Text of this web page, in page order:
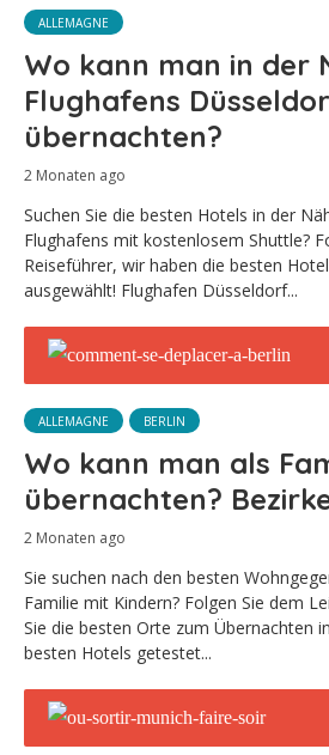
ALLEMAGNE
Wo kann man in der
Flughafens
übernachten?
2 Monaten ago
Suchen Sie die besten Hotels in der
Flughafens mit kostenlosem Shuttle?
Reiseführer, wir haben die besten
ausgewählt! Flughafen Düsseldorf...
ALLEMAGNE BERLIN
Wo kann man als
übernachten?
2 Monaten ago
Sie suchen nach den besten
Familie mit Kindern? Folgen Sie dem
Sie die besten Orte zum Übernachten
besten Hotels getestet...